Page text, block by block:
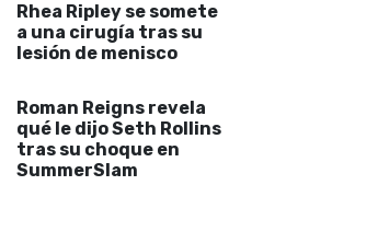
Rhea Ripley se somete
a una cirugía tras su
lesión de menisco
Roman Reigns revela
qué le dijo Seth Rollins
tras su choque en
SummerSlam